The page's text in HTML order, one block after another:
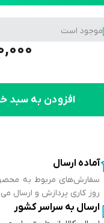
موجود است
افزودن به سبد
آماده ارسال
روز کاری پردازش و ارسال
ارسال به سراسر کشور